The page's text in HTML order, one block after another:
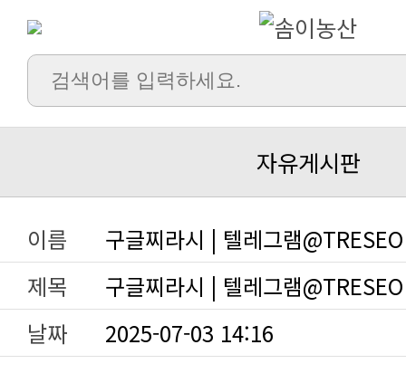
자유게시판
이름
구글찌라시 | 텔레그램@TRESEO
제목
구글찌라시 | 텔레그램
날짜
2025-07-03 14:16